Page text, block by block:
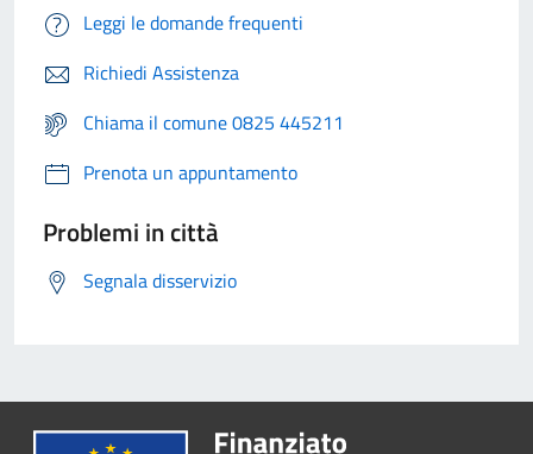
Leggi le domande frequenti
Richiedi Assistenza
Chiama il comune 0825 445211
Prenota un appuntamento
Problemi in città
Segnala disservizio